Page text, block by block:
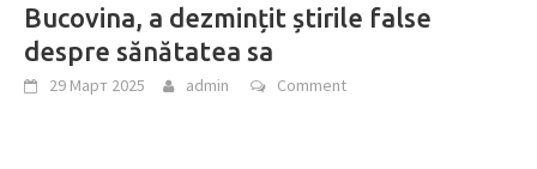
Bucovina, a dezmințit știrile false
despre sănătatea sa
29 Март 2025 admin Comment